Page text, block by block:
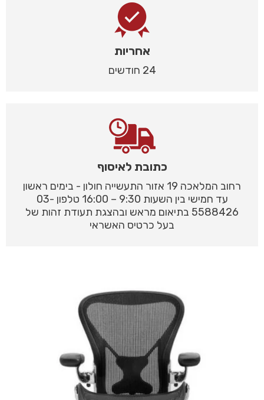
אחריות
24 חודשים
כתובת לאיסוף
רחוב המלאכה 19 אזור התעשייה חולון - בימים ראשון
עד חמישי בין השעות 9:30 – 16:00 טלפון 03-
5588426 בתיאום מראש ובהצגת תעודת זהות של
בעל כרטיס האשראי